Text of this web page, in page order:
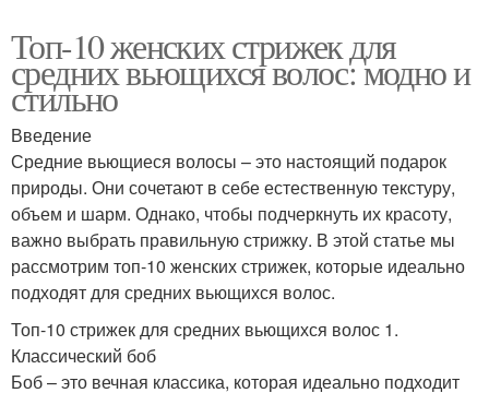
Топ-10 женских стрижек для
средних вьющихся волос: модно и
стильно
Введение
Средние вьющиеся волосы – это настоящий подарок
природы. Они сочетают в себе естественную текстуру,
объем и шарм. Однако, чтобы подчеркнуть их красоту,
важно выбрать правильную стрижку. В этой статье мы
рассмотрим топ-10 женских стрижек, которые идеально
подходят для средних вьющихся волос.
Топ-10 стрижек для средних вьющихся волос 1.
Классический боб
Боб – это вечная классика, которая идеально подходит